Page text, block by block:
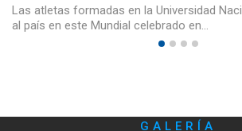
Las atletas formadas en la Universidad
al país en este Mundial celebrado en…
GALERÍA